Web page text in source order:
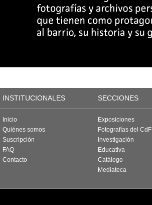
INSTITUCIONALES SECCIONES
Inicio
Quiénes somos
Suscripción
FAQ
Contacto
Exposiciones
Fotografías del CdF
Investigación
Educativa
Catálogo
Mediateca